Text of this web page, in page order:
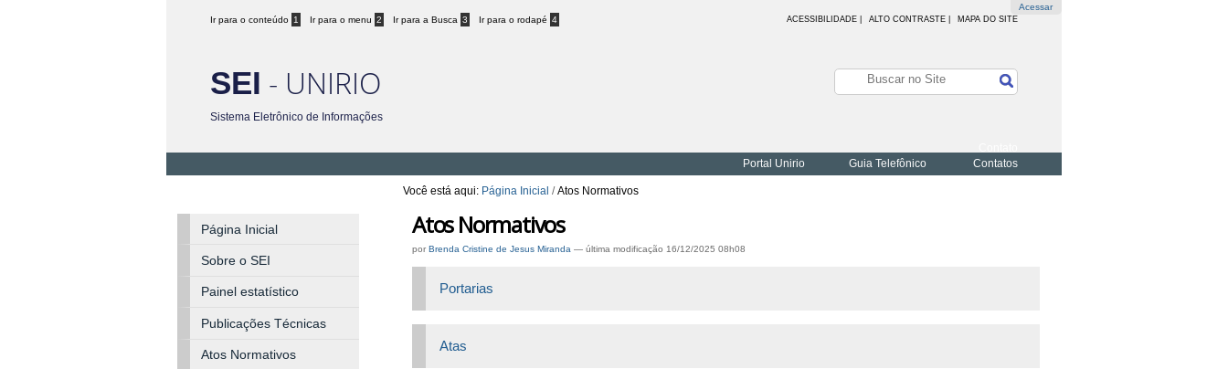
Acessar
Ir para o conteúdo 1 Ir para o menu 2 Ir para a Busca 3 Ir para o rodapé 4 ACESSIBILIDADE ALTO CONTRASTE | MAPA DO SITE
SEI - UNIRIO
Sistema Eletrônico de Informações
Portal Unirio
Guia Telefônico Contatos
Você está aqui: Página Inicial /Atos Normativos
Atos Normativos
porBrenda Cristine de Jesus Miranda —última modificação 16/12/2025 08h08
Portarias
Atas
Página Inicial
Sobre o SEI
Painel estatístico
Publicações Técnicas
Atos Normativos